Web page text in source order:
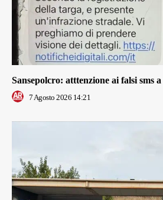
Sansepolcro: atttenzione ai falsi sms
7 Agosto 2026 14:21